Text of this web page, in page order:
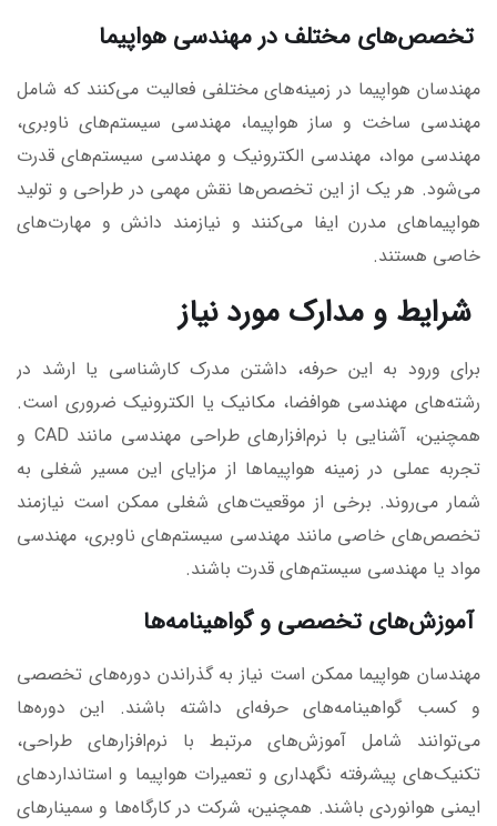
تخصص‌های مختلف در مهندسی هواپیما
مهندسان هواپیما در زمینه‌های مختلفی فعالیت می‌کنند که شامل
مهندسی ساخت و ساز هواپیما، مهندسی سیستم‌های ناوبری،
مهندسی مواد، مهندسی الکترونیک و مهندسی سیستم‌های قدرت
می‌شود. هر یک از این تخصص‌ها نقش مهمی در طراحی و تولید
هواپیماهای مدرن ایفا می‌کنند و نیازمند دانش و مهارت‌های
خاصی هستند.
شرایط و مدارک مورد نیاز
برای ورود به این حرفه، داشتن مدرک کارشناسی یا ارشد در
رشته‌های مهندسی هوافضا، مکانیک یا الکترونیک ضروری است.
همچنین، آشنایی با نرم‌افزارهای طراحی مهندسی مانند CAD و
تجربه عملی در زمینه هواپیماها از مزایای این مسیر شغلی به
شمار می‌روند. برخی از موقعیت‌های شغلی ممکن است نیازمند
تخصص‌های خاصی مانند مهندسی سیستم‌های ناوبری، مهندسی
مواد یا مهندسی سیستم‌های قدرت باشند.
آموزش‌های تخصصی و گواهینامه‌ها
مهندسان هواپیما ممکن است نیاز به گذراندن دوره‌های تخصصی
و کسب گواهینامه‌های حرفه‌ای داشته باشند. این دوره‌ها
می‌توانند شامل آموزش‌های مرتبط با نرم‌افزارهای طراحی،
تکنیک‌های پیشرفته نگهداری و تعمیرات هواپیما و استانداردهای
ایمنی هوانوردی باشند. همچنین، شرکت در کارگاه‌ها و سمینارهای